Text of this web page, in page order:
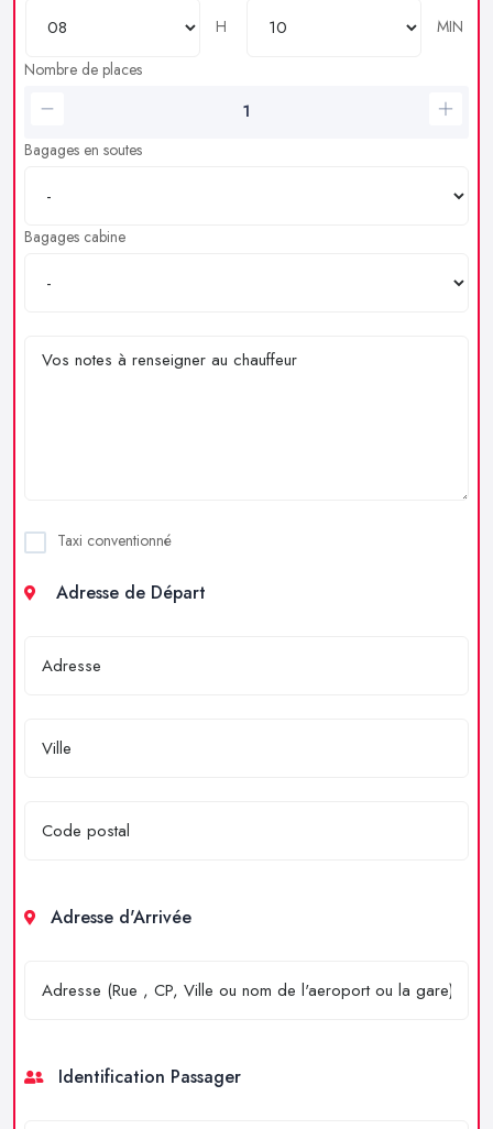
H
MIN
Nombre de places
Bagages en soutes
Bagages cabine
Taxi conventionné
Adresse de Départ
Adresse d'Arrivée
Identification Passager